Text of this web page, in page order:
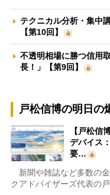
テクニカル分析・集中
【第10回】
不透明相場に勝つ信用
長！」【第9回】
戸松信博の明日の
【戸松信
デバイス
要…
新聞や雑誌など多数の
クアドバイザーズ代表の